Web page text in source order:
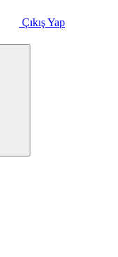
Çıkış Yap